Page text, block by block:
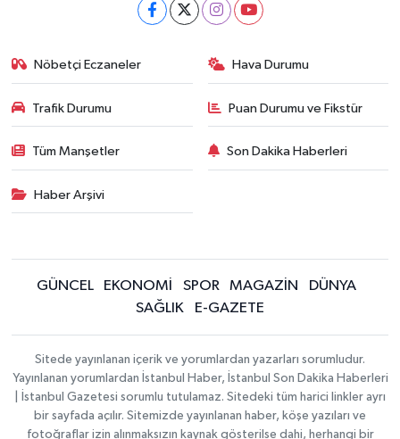
Nöbetçi Eczaneler Hava Durumu
Trafik Durumu Puan Durumu ve Fikstür
Tüm Manşetler Son Dakika Haberleri
Haber Arşivi
GÜNCEL EKONOMİ SPOR MAGAZİN
DÜNYA
SAĞLIK
E-GAZETE
Sitede yayınlanan içerik ve yorumlardan yazarları sorumludur.
Yayınlanan yorumlardan İstanbul Haber, İstanbul Son Dakika Haberleri
| İstanbul Gazetesi sorumlu tutulamaz. Sitedeki tüm harici linkler ayrı
bir sayfada açılır. Sitemizde yayınlanan haber, köşe yazıları ve
fotoğraflar izin alınmaksızın kaynak gösterilse dahi, herhangi bir